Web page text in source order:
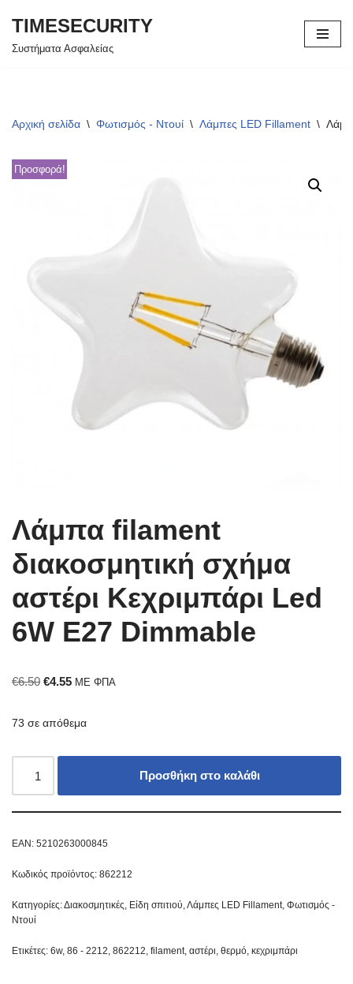
Μεταπηδήστε
TIMESECURITY
Συστήματα Ασφαλείας
Αρχική σελίδα \ Φωτισμός - Ντουί \ Λάμπες LED Fillament \
Προσφορά!
Λάμπα filament
διακοσμητική σχήμα
αστέρι Κεχριμπάρι Led
6W E27 Dimmable
€6.50 €4.55 ΜΕ ΦΠΑ
73 σε απόθεμα
Προσθήκη στο καλάθι
EAN: 5210263000845
Κωδικός προϊόντος: 862212
Κατηγορίες:Διακοσμητικές, Είδη σπιτιού,Λάμπες LED Fillament, Φωτισμός -
Ντουί
Ετικέτες: 6w, 86 - 2212, 862212, filament, αστέρι, θερμό, κεχριμπάρι